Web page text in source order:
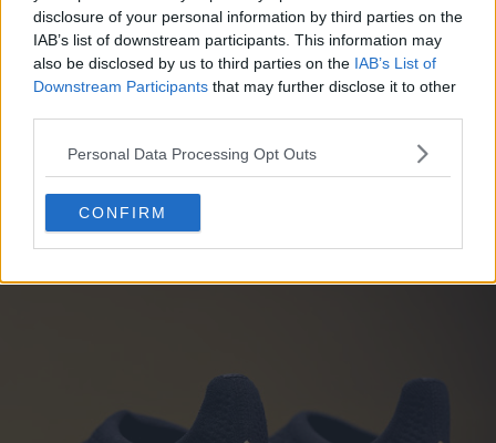
disclosure of your personal information by third parties on the
IAB’s list of downstream participants. This information may
also be disclosed by us to third parties on the IAB’s List of
Downstream Participants that may further disclose it to other
Personal Data Processing Opt Outs
CONFIRM